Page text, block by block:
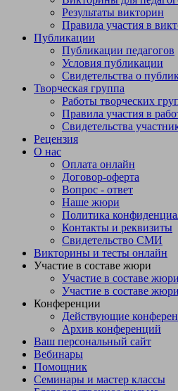
Результаты викторин
Правила участия в
Публикации
Публикации педагогов
Условия публикации
Свидетельства о
Творческая группа
Работы творческих
Правила участия в
Свидетельства
Рецензия
О нас
Оплата онлайн
Договор-оферта
Вопрос - ответ
Наше жюри
Политика
Контакты и реквизиты
Свидетельство СМИ
Викторины и тесты онлайн
Участие в составе жюри
Участие в составе
Участие в составе
Конференции
Действующие
Архив конференций
Ваш персональный сайт
Вебинары
Помощник
Семинары и мастер классы